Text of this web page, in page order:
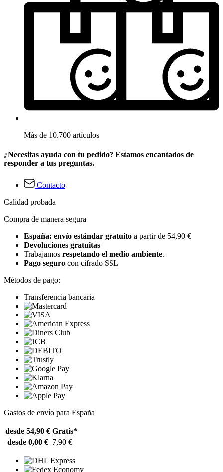
Más de 10.700 artículos
¿Necesitas ayuda con tu pedido? Estamos encantados de
responder a tus preguntas.
Contacto
Calidad probada
Compra de manera segura
España: envío estándar gratuito a partir de 54,90 €
Devoluciones gratuitas
Trabajamos respetando el medio ambiente.
Pago seguro con cifrado SSL
Métodos de pago:
Transferencia bancaria
Gastos de envío para España
desde 54,90 € Gratis*
desde 0,00 € 7,90 €